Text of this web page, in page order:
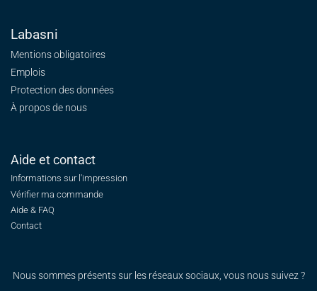
Labasni
Mentions obligatoires
Emplois
Protection des données
À propos de nous
Aide et contact
Informations sur l'impression
Vérifier ma commande
Aide & FAQ
Contact
Nous sommes présents sur les réseaux sociaux, vous nous suivez ?